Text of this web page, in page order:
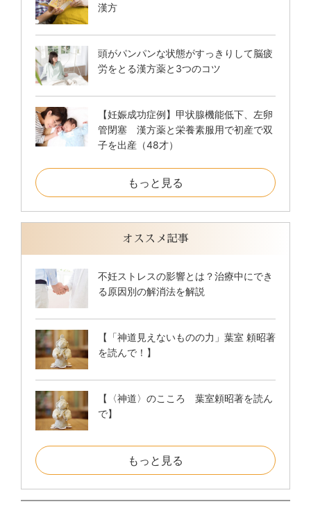
漢方
頭がパンパンな状態がすっきりして脳疲
労をとる漢方薬と3つのコツ
【妊娠成功症例】甲状腺機能低下、左卵
管閉塞 漢方薬と栄養素服用で初産で双
子を出産（48才）
もっと見る
オススメ記事
不妊ストレスの影響とは？治療中にでき
る原因別の解消法を解説
【「神道見えないものの力」葉室 頼昭著
を読んで！】
【〈神道〉のこころ 葉室頼昭著を読ん
で】
もっと見る